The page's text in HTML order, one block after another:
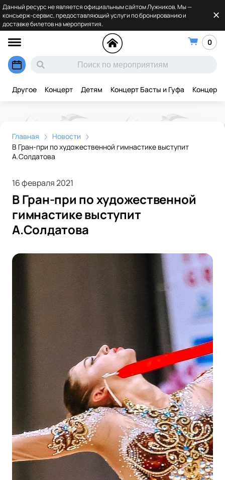
Данный ресурс не является официальным сайтом Лужников. Мы —
консьерж-сервис, предоставляющий услуги по бронированию и
доставке билетов на мероприятия.
0
Другое Концерт Детям Концерт Басты и Гуфа Концерт
Главная
Новости
В Гран-при по художественной гимнастике выступит
А.Солдатова
16 февраля 2021
В Гран-при по художественной
гимнастике выступит
А.Солдатова